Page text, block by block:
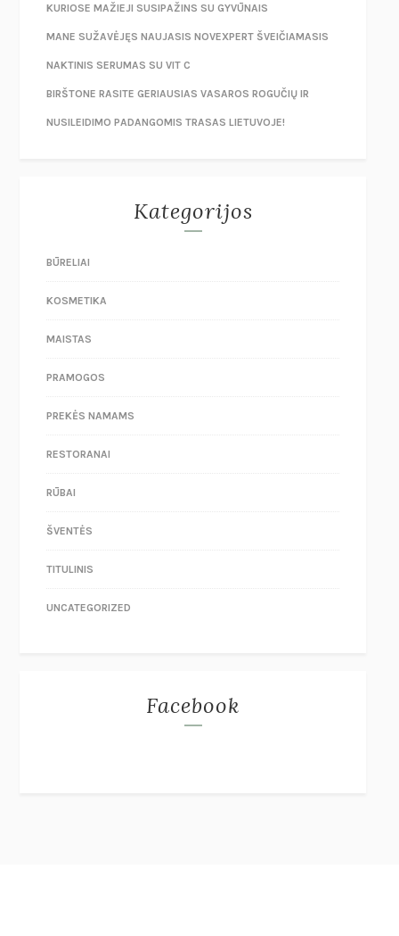
KURIOSE MAŽIEJI SUSIPAŽINS SU GYVŪNAIS
MANE SUŽAVĖJĘS NAUJASIS NOVEXPERT ŠVEIČIAMASIS
NAKTINIS SERUMAS SU VIT C
BIRŠTONE RASITE GERIAUSIAS VASAROS ROGUČIŲ IR
NUSILEIDIMO PADANGOMIS TRASAS LIETUVOJE!
Kategorijos
BŪRELIAI
KOSMETIKA
MAISTAS
PRAMOGOS
PREKĖS NAMAMS
RESTORANAI
RŪBAI
ŠVENTĖS
TITULINIS
UNCATEGORIZED
Facebook